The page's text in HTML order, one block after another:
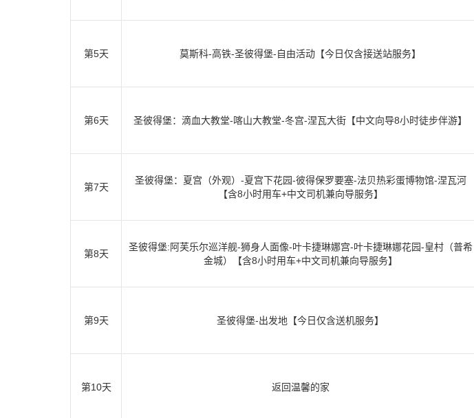
第5天 莫斯科-高铁-圣彼得堡-自由活动【今日仅含接送站服务】
第6天 圣彼得堡：滴血大教堂-喀山大教堂-冬宫-涅瓦大街【中文向导8小时徒步伴游】
第7天
圣彼得堡：夏宫（外观）-夏宫下花园-彼得保罗要塞-法贝热彩蛋博物馆-涅瓦河
【含8小时用车+中文司机兼向导服务】
第8天
圣彼得堡:阿芙乐尔巡洋舰-狮身人面像-叶卡捷琳娜宫-叶卡捷琳娜花园-皇村（普希
金城）【含8小时用车+中文司机兼向导服务】
第9天 圣彼得堡-出发地【今日仅含送机服务】
第10天 返回温馨的家